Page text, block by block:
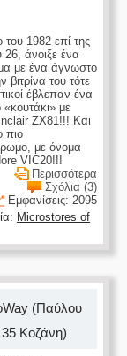
του 1982 επί της
άνοιξε ένα
με ένα άγνωστο
βιτρίνα του τότε
έβλεπαν ένα
με
ZX81!!! Και
πιο
με όνομα
VIC20!!!
Περισσότερα
Σχόλια (3)
Εμφανίσεις: 2095
Microstores of
(Παύλου
Κοζάνη)